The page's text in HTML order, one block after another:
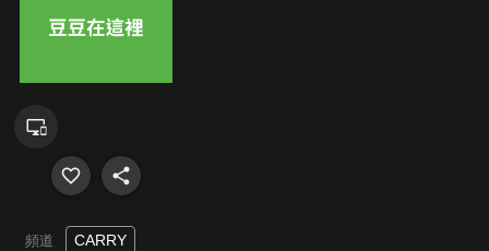
頻道 CARRY